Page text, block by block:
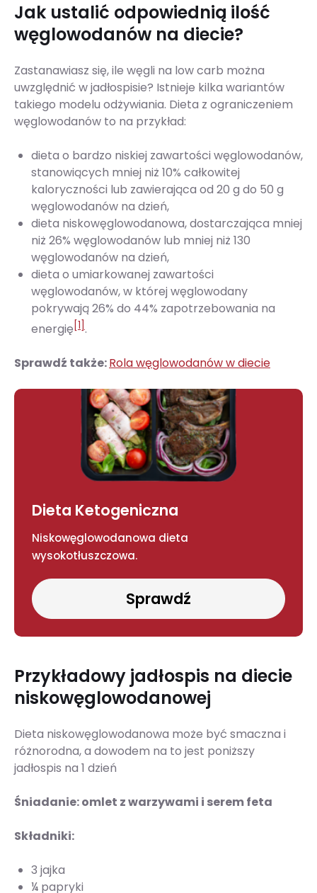
Jak ustalić odpowiednią ilość
węglowodanów na diecie?
Zastanawiasz się, ile węgli na low carb można
uwzględnić w jadłospisie? Istnieje kilka wariantów
takiego modelu odżywiania. Dieta z ograniczeniem
węglowodanów to na przykład:
dieta o bardzo niskiej zawartości węglowodanów,
stanowiących mniej niż 10% całkowitej
kaloryczności lub zawierająca od 20 g do 50 g
węglowodanów na dzień,
dieta niskowęglowodanowa, dostarczająca mniej
niż 26% węglowodanów lub mniej niż 130
węglowodanów na dzień,
dieta o umiarkowanej zawartości
węglowodanów, w której węglowodany
pokrywają 26% do 44% zapotrzebowania na
energię [1] .
Sprawdź także:Rola węglowodanów w diecie
Dieta Ketogeniczna
Niskowęglowodanowa dieta
wysokotłuszczowa.
Sprawdź
Przykładowy jadłospis na diecie
niskowęglowodanowej
Dieta niskowęglowodanowa może być smaczna i
różnorodna, a dowodem na to jest poniższy
jadłospis na 1 dzień
Śniadanie: omlet z warzywami i serem feta
Składniki:
3 jajka
¼ papryki